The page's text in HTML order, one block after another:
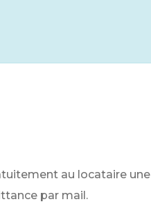
au locataire une
par mail.